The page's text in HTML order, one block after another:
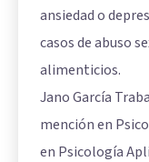
ansiedad o
casos de abuso
alimenticios.
Jano García
mención en
en Psicología